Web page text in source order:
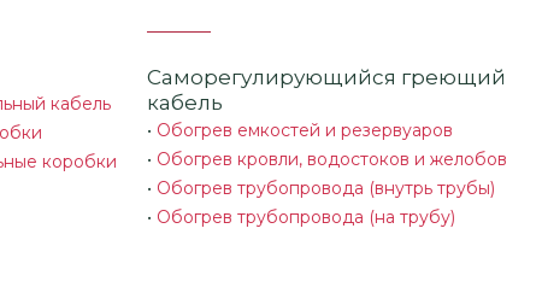
кабель
коробки
Саморегулирующийся греющий
кабель
• Обогрев емкостей и резервуаров
• Обогрев кровли, водостоков и желобов
• Обогрев трубопровода (внутрь трубы)
• Обогрев трубопровода (на трубу)